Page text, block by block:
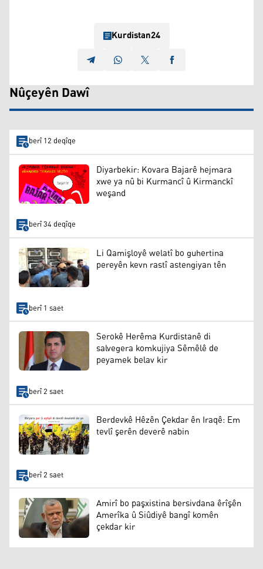
Kurdistan24
Nûçeyên Dawî
berî 12 deqîqe
Diyarbekir: Kovara Bajarê hejmara
xwe ya nû bi Kurmancî û Kirmanckî
weşand
berî 34 deqîqe
Li Qamişloyê welatî bo guhertina
pereyên kevn rastî astengiyan tên
berî 1 saet
Serokê Herêma Kurdistanê di
salvegera komkujiya Sêmêlê de
peyamek belav kir
berî 2 saet
Berdevkê Hêzên Çekdar ên Iraqê: Em
tevlî şerên deverê nabin
berî 2 saet
Amirî bo paşxistina bersivdana êrîşên
Amerîka û Siûdiyê bangî komên
çekdar kir